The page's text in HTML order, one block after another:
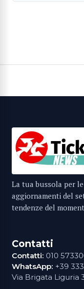
La tua bussola per
aggiornamenti del
tendenze del
Contatti
Contatti: 010
WhatsApp: +39
Via Brigata Liguria